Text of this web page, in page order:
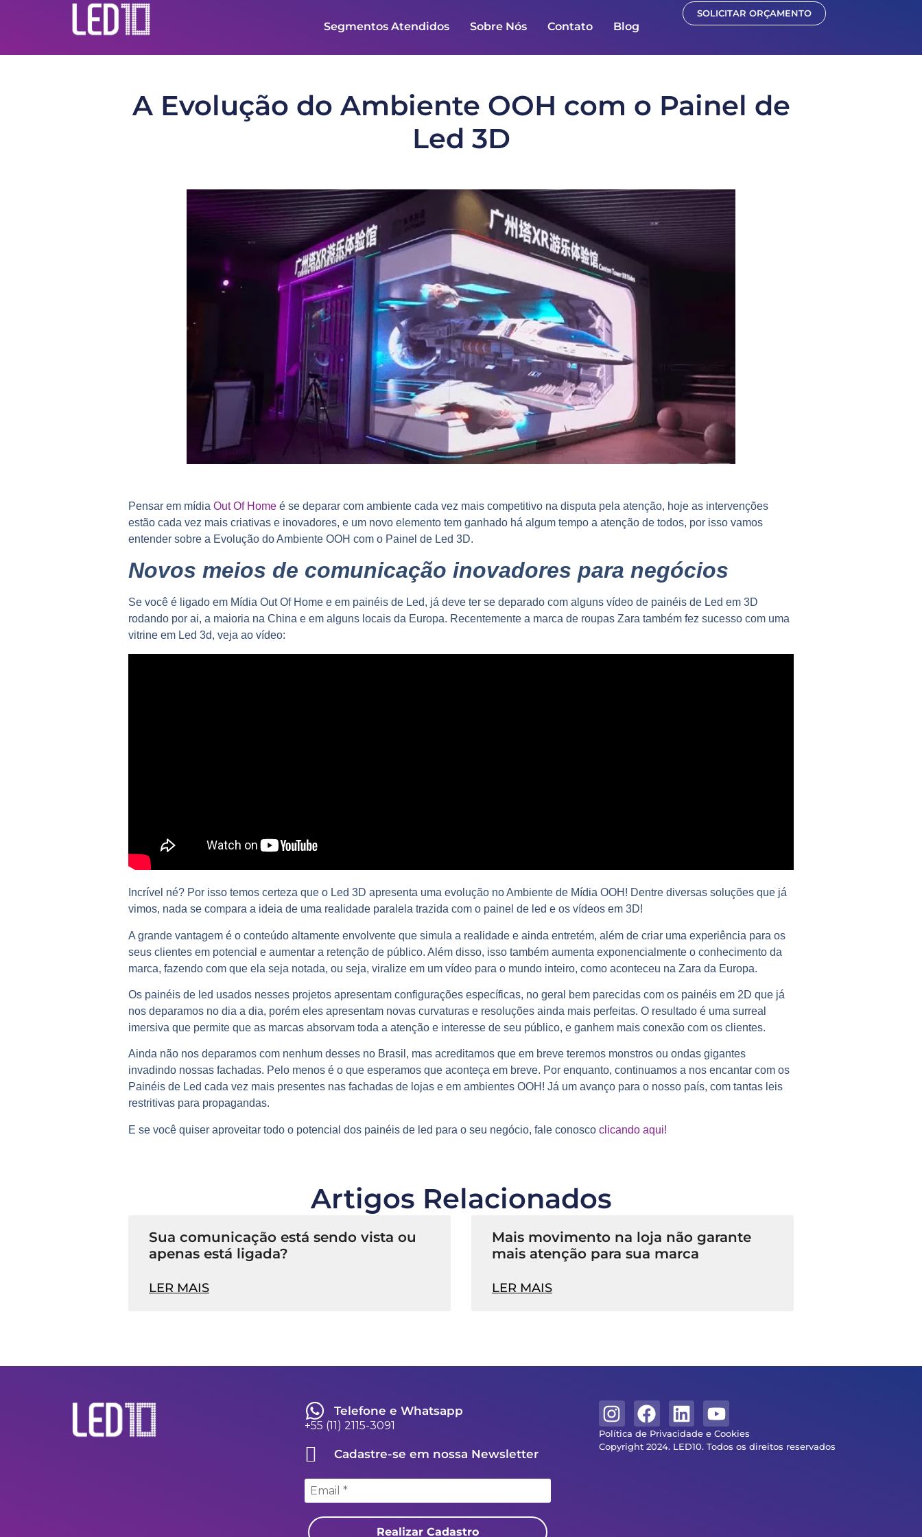
Segmentos Atendidos Sobre Nós Contato Blog
SOLICITAR ORÇAMENTO
A Evolução do Ambiente OOH com o Painel de
Led 3D
Pensar em mídia Out Of Home é se deparar com ambiente cada vez mais competitivo na disputa pela atenção, hoje as intervenções
estão cada vez mais criativas e inovadores, e um novo elemento tem ganhado há algum tempo a atenção de todos, por isso vamos
entender sobre a Evolução do Ambiente OOH com o Painel de Led 3D.
Novos meios de comunicação inovadores para negócios
Se você é ligado em Mídia Out Of Home e em painéis de Led, já deve ter se deparado com alguns vídeo de painéis de Led em 3D
rodando por ai, a maioria na China e em alguns locais da Europa. Recentemente a marca de roupas Zara também fez sucesso com uma
vitrine em Led 3d, veja ao vídeo:
Incrível né? Por isso temos certeza que o Led 3D apresenta uma evolução no Ambiente de Mídia OOH! Dentre diversas soluções que já
vimos, nada se compara a ideia de uma realidade paralela trazida com o painel de led e os vídeos em 3D!
A grande vantagem é o conteúdo altamente envolvente que simula a realidade e ainda entretém, além de criar uma experiência para os
seus clientes em potencial e aumentar a retenção de público. Além disso, isso também aumenta exponencialmente o conhecimento da
marca, fazendo com que ela seja notada, ou seja, viralize em um vídeo para o mundo inteiro, como aconteceu na Zara da Europa.
Os painéis de led usados nesses projetos apresentam configurações específicas, no geral bem parecidas com os painéis em 2D que já
nos deparamos no dia a dia, porém eles apresentam novas curvaturas e resoluções ainda mais perfeitas. O resultado é uma surreal
imersiva que permite que as marcas absorvam toda a atenção e interesse de seu público, e ganhem mais conexão com os clientes.
Ainda não nos deparamos com nenhum desses no Brasil, mas acreditamos que em breve teremos monstros ou ondas gigantes
invadindo nossas fachadas. Pelo menos é o que esperamos que aconteça em breve. Por enquanto, continuamos a nos encantar com os
Painéis de Led cada vez mais presentes nas fachadas de lojas e em ambientes OOH! Já um avanço para o nosso país, com tantas leis
restritivas para propagandas.
E se você quiser aproveitar todo o potencial dos painéis de led para o seu negócio, fale conosco clicando aqui!
Artigos Relacionados
Sua comunicação está sendo vista ou
apenas está ligada?
LER MAIS
Mais movimento na loja não garante
mais atenção para sua marca
LER MAIS
Telefone e Whatsapp
+55 (11) 2115-3091
Cadastre-se em nossa Newsletter
Realizar Cadastro
Política de Privacidade e Cookies
Copyright 2024. LED10. Todos os direitos reservados